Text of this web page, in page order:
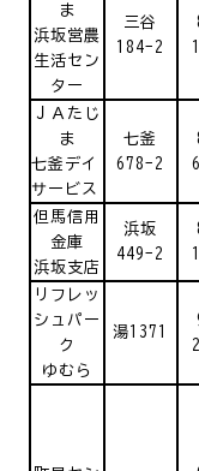
ま
三谷
184-2
浜坂営農
生活セン
ター
ＪＡたじ
ま
七釜
678-2
七釜デイ
サービス
但馬信用
金庫
浜坂
449-2
浜坂支店
リフレッ
シュパー
ク
湯1371
ゆむら